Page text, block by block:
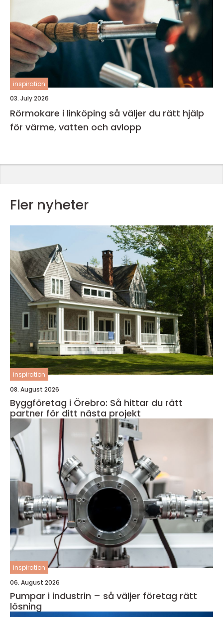
inspiration
03. July 2026
Rörmokare i linköping så väljer du rätt hjälp
för värme, vatten och avlopp
Fler nyheter
inspiration
08. August 2026
Byggföretag i Örebro: Så hittar du rätt
partner för ditt nästa projekt
inspiration
06. August 2026
Pumpar i industrin – så väljer företag rätt
lösning